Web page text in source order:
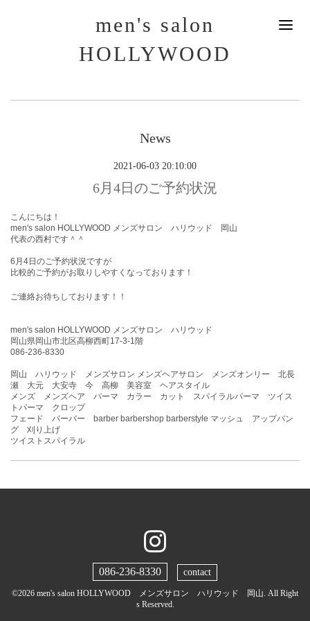
men's salon
HOLLYWOOD
News
2021-06-03 20:10:00
6月4日のご予約状況
こんにちは！
men's salon HOLLYWOOD メンズサロン ハリウッド 岡山
代表の西村です＾＾
6月4日のご予約状況ですが
比較的ご予約がお取りしやすくなっております！
ご連絡お待ちしております！！
men's salon HOLLYWOOD メンズサロン ハリウッド
岡山県岡山市北区高柳西町17-3-1階
086-236-8330
岡山 ハリウッド メンズサロン メンズヘアサロン メンズオンリー 北長
瀬 大元 大安寺 今 高柳 美容室 ヘアスタイル
メンズ メンズヘア パーマ カラー カット スパイラルパーマ ツイス
トパーマ クロップ
フェード バーバー barber barbershop barberstyle マッシュ アップバン
グ 刈り上げ
ツイストスパイラル
086-236-8330 contact
©2026 men's salon HOLLYWOOD メンズサロン ハリウッド 岡山. All Right
s Reserved.